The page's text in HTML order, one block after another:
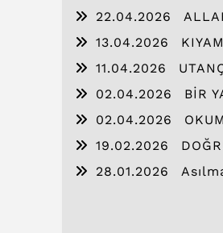
22.04.2026
13.04.2026
11.04.2026
02.04.2026
BİR
02.04.2026
19.02.2026
28.01.2026